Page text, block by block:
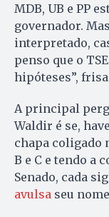
MDB, UB e PP
governador.
interpretado,
penso que o
hipóteses”,
A principal
Waldir é se,
chapa coligado
B e C e tendo a
Senado, cada
avulsa seu